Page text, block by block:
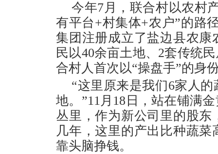
今年7月，联合村以农村
有平台+村集体+农户”的路
集团注册成立了盐边县农康
民以40余亩土地、2套传统
合村人首次以“操盘手”的身
“这里原来是我们6家人
地。”11月18日，站在铺满
丛里，作为新公司里的股东
几年，这里的产出比种蔬
靠头脑挣钱。